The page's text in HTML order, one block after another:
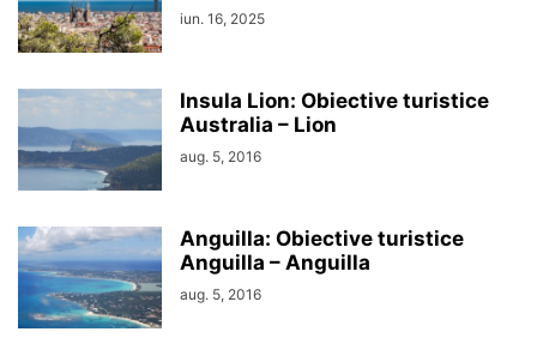
iun. 16, 2025
Insula Lion: Obiective turistice
Australia – Lion
aug. 5, 2016
Anguilla: Obiective turistice
Anguilla – Anguilla
aug. 5, 2016